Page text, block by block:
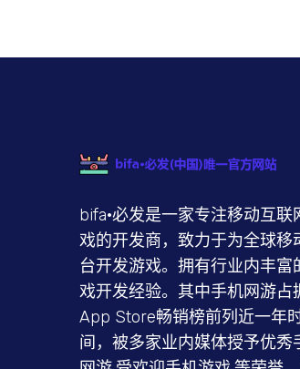
bifa·必发是一家专注移动互联
戏的开发商，致力于为全球移
台开发游戏。拥有行业内丰富
戏开发经验。其中手机网游占
App Store畅销榜前列近一年
间，被多家业内媒体授予优秀